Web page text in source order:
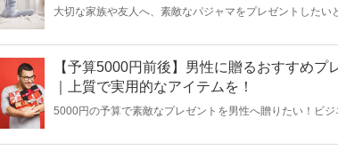
大切な家族や友人へ、素敵なパジャマをプレゼントしたい
ジャマは毎日欠かさず使うもの。着心地が睡眠の質を左右
ェックする必要があります。そこでここでは、大人がもら
地のいい上質なパジャマ13選をご紹介。人気ブランドの商
すので、ぜひ参考にしてください。
【予算5000円前後】男性に贈るおすすめプ
｜上質で実用的なアイテムを！
5000円の予算で素敵なプレゼントを男性へ贈りたい！ビジ
メンズファッション小物のほか、自分では買わない高級な